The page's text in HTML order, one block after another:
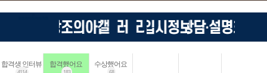
합격생 인터뷰 합격했어요 수상했어요